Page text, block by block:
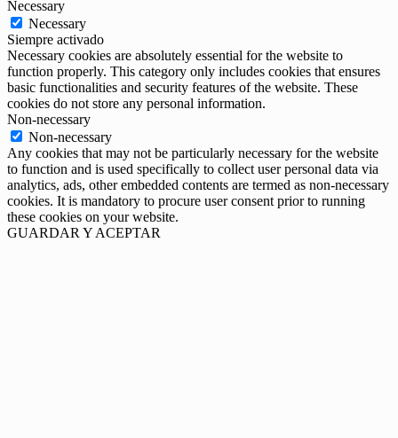
Necessary
Necessary
Siempre activado
Necessary cookies are absolutely essential for the website to
function properly. This category only includes cookies that ensures
basic functionalities and security features of the website. These
cookies do not store any personal information.
Non-necessary
Non-necessary
Any cookies that may not be particularly necessary for the website
to function and is used specifically to collect user personal data via
analytics, ads, other embedded contents are termed as non-necessary
cookies. It is mandatory to procure user consent prior to running
these cookies on your website.
GUARDAR Y ACEPTAR